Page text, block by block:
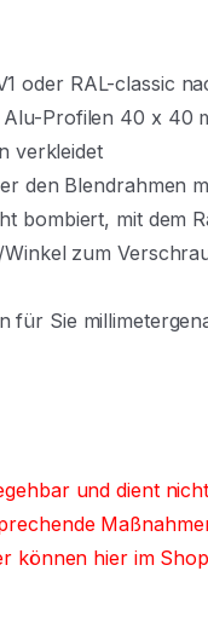
oder RAL-classic
Profilen 40 x 40
verkleidet
den Blendrahmen
bombiert, mit dem
zum
für Sie
und dient nicht
können hier im